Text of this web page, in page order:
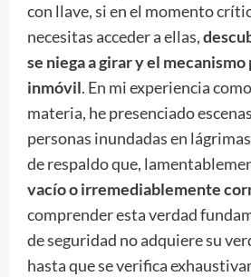
con llave, si en el momento
necesitas acceder a ellas,
se niega a girar y el
inmóvil. En mi experiencia
materia, he presenciado
personas inundadas en
de respaldo que,
vacío o irremediablemente
comprender esta verdad
de seguridad no adquiere su
hasta que se verifica